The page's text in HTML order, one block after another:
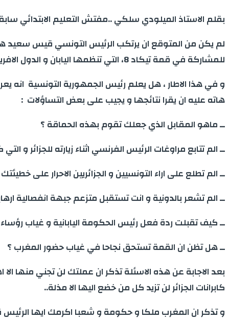
بقلم الاستاذ الميلودي سلكي ..مفتش التعليم الابتدائي
لم يكن من المتوقع ان يرتكب الرئيس التونسي قيس سعيد
للمشاركة في قمة تيكاد 8، التي تنظمها اليابان و الدول الافريقية . كون هذه الخطوة تتسم بالانحراف و الغباء السياسي ..
و في هذا الاطار ، هل يعلم رئيس الجمهورية التونسية انه
هاته عليه ان يقرا نتائجها و يجيب على بعض التساؤلات :
ــ ماهو المقابل الذي جعلك تقوم بهذه الحماقة ؟
ــ الم تتابع مراوغات الرئيس الفرنسي اثناء زيارته للجزائر و
ــ الم تطلع على اراء التونسيين و الجزائريين الاحرار على
ــ الم تشعر بالدونية و انت تستقبل متزعم جبهة انفصالية
ــ كيف تقبلت ردة فعل رئيس الحكومة اليابانية و غياب
ــ هل تظن ان القمة تستحق نجاحا في غياب حضور المغرب ؟
بعد الاجابة عن هذه الاسئلة تذكر ان عملتك لن تجني منها
كابرانات الجزائر لن تزيد كل من خضع اليها الا مذلة..
و تذكر ان المغرب ملكا و حكومة و شعبا اكرمك ايها